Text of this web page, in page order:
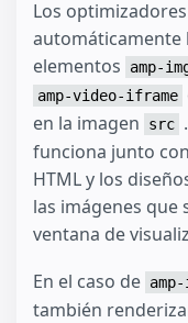
Los
automáticamente
elementos
amp-
amp-video-iframe
en la imagen src
funciona junto
HTML y los
las imágenes que
ventana de
En el caso de
también